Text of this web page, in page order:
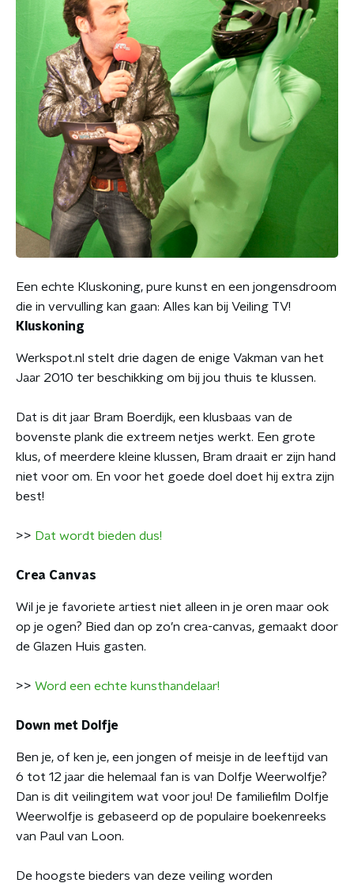
Een echte Kluskoning, pure kunst en een jongensdroom
die in vervulling kan gaan: Alles kan bij Veiling TV!
Kluskoning
Werkspot.nl stelt drie dagen de enige Vakman van het
Jaar 2010 ter beschikking om bij jou thuis te klussen.
Dat is dit jaar Bram Boerdijk, een klusbaas van de
bovenste plank die extreem netjes werkt. Een grote
klus, of meerdere kleine klussen, Bram draait er zijn hand
niet voor om. En voor het goede doel doet hij extra zijn
best!
>> Dat wordt bieden dus!
Crea Canvas
Wil je je favoriete artiest niet alleen in je oren maar ook
op je ogen? Bied dan op zo’n crea-canvas, gemaakt door
de Glazen Huis gasten.
>> Word een echte kunsthandelaar!
Down met Dolfje
Ben je, of ken je, een jongen of meisje in de leeftijd van
6 tot 12 jaar die helemaal fan is van Dolfje Weerwolfje?
Dan is dit veilingitem wat voor jou! De familiefilm Dolfje
Weerwolfje is gebaseerd op de populaire boekenreeks
van Paul van Loon.
De hoogste bieders van deze veiling worden